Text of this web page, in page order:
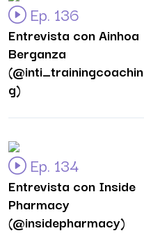
Ep. 136
Entrevista con Ainhoa
Berganza
(@inti_trainingcoachin
g)
Ep. 134
Entrevista con Inside
Pharmacy
(@insidepharmacy)